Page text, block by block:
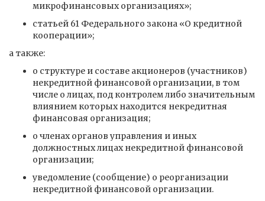
микрофинансовых организациях»;
статьей 61 Федерального закона «О кредитной
кооперации»;
а также:
о структуре и составе акционеров (участников)
некредитной финансовой организации, в том
числе о лицах, под контролем либо значительным
влиянием которых находится некредитная
финансовая организация;
о членах органов управления и иных
должностных лицах некредитной финансовой
организации;
уведомление (сообщение) о реорганизации
некредитной финансовой организации.